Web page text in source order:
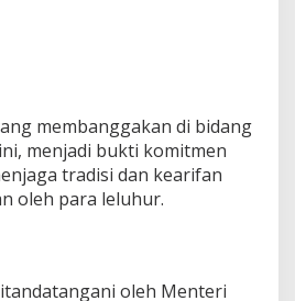
membanggakan di bidang
menjadi bukti komitmen
tradisi dan kearifan
oleh para leluhur.
oleh Menteri